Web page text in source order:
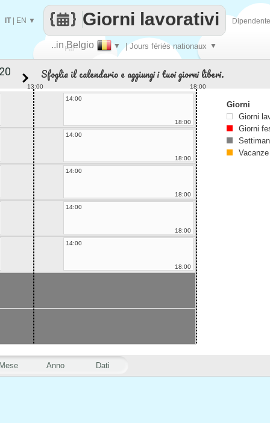
Fai
..in Belgio ▼ | Jours fériés nationaux ▼
Giorni lavorativi
IT| EN ▼
Anno Dati
Sfoglia il calendario e aggiungi i tuoi giorni liberi.
13:00
18:00
14:00
18:00
14:00
18:00
14:00
18:00
14:00
18:00
14:00
18:00
Giorni
Giorni
Giorni
Vacanze